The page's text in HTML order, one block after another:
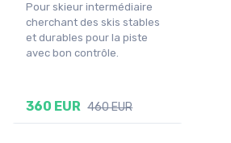
Pour skieur intermédiaire
cherchant des skis stables
et durables pour la piste
avec bon contrôle.
360 EUR 460 EUR